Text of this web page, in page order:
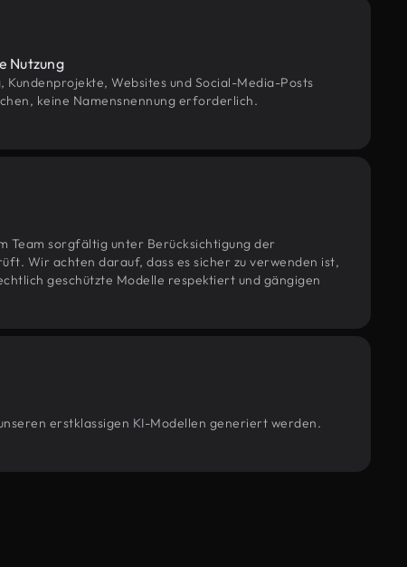
Nutzung
Kundenprojekte, Websites und Social-Media-Posts
keine Namensnennung erforderlich.
Team sorgfältig unter Berücksichtigung der
Wir achten darauf, dass es sicher zu verwenden ist,
geschützte Modelle respektiert und gängigen
erstklassigen KI-Modellen generiert werden.